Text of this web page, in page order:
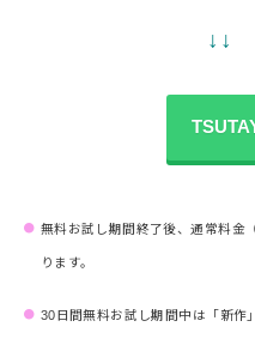
↓↓
無料お試し期間終了後、通常料金
ります。
30日間無料お試し期間中は「新作